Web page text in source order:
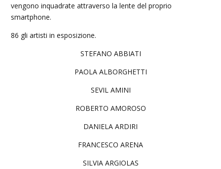
vengono inquadrate attraverso la lente del proprio
smartphone.
86 gli artisti in esposizione.
STEFANO ABBIATI
PAOLA ALBORGHETTI
SEVIL AMINI
ROBERTO AMOROSO
DANIELA ARDIRI
FRANCESCO ARENA
SILVIA ARGIOLAS